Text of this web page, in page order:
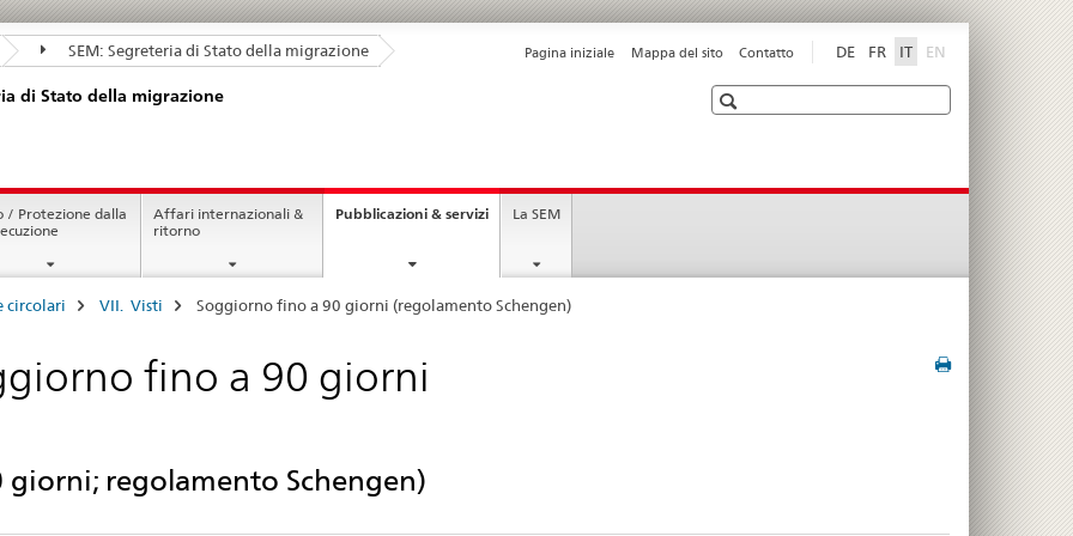
SEM: Segreteria di Stato della migrazione DE FR IT EN
Pagina iniziale Mappa del sito Contatto
di Stato della migrazione Ricerca
/ Protezione dalla
Affari internazionali &
ritorno
Pubblicazioni & servizicurrent
La SEM
circolari VII. Visti Soggiorno fino a 90 giorni (regolamento Schengen)
fino a 90 giorni
giorni; regolamento Schengen)